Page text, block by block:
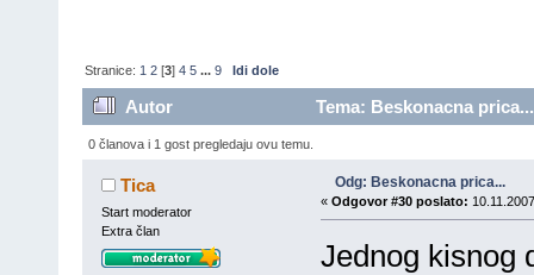
Stranice: 1 2 [3]4 5 ...9 Idi dole
Autor Tema: Beskonacna
0 članova i 1 gost pregledaju ovu temu.
Tica
Start moderator
Extra član
Odg: Beskonacna prica...
« Odgovor #30 poslato:
Jednog kisnog